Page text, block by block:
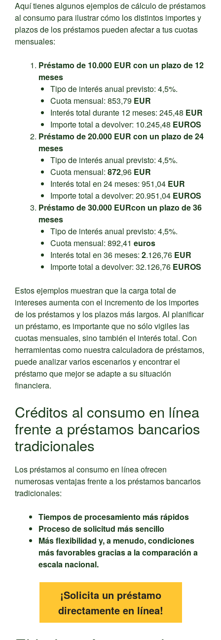
Aquí tienes algunos ejemplos de cálculo de préstamos
al consumo para ilustrar cómo los distintos importes y
plazos de los préstamos pueden afectar a tus cuotas
mensuales:
Préstamo de 10.000 EUR con un plazo de 12
meses
Tipo de interés anual previsto: 4,5%.
Cuota mensual: 853,79 EUR
Interés total durante 12 meses: 245,48 EUR
Importe total a devolver: 10.245,48 EUROS
Préstamo de 20.000 EUR con un plazo de 24
meses
Tipo de interés anual previsto: 4,5%.
Cuota mensual: 872,96 EUR
Interés total en 24 meses: 951,04 EUR
Importe total a devolver: 20.951,04 EUROS
Préstamo de30.000 EURcon un plazo de 36
meses
Tipo de interés anual previsto: 4,5%.
Cuota mensual: 892,41 euros
Interés total en 36 meses: 2.126,76 EUR
Importe total a devolver: 32.126,76 EUROS
Estos ejemplos muestran que la carga total de
intereses aumenta con el incremento de los importes
de los préstamos y los plazos más largos. Al planificar
un préstamo, es importante que no sólo vigiles las
cuotas mensuales, sino también el interés total. Con
herramientas como nuestra calculadora de préstamos,
puede analizar varios escenarios y encontrar el
préstamo que mejor se adapte a su situación
financiera.
Créditos al consumo en línea
frente a préstamos bancarios
tradicionales
Los préstamos al consumo en línea ofrecen
numerosas ventajas frente a los préstamos bancarios
tradicionales:
Tiempos de procesamiento más rápidos
Proceso de solicitud más sencillo
Más flexibilidad y, a menudo, condiciones
más favorables gracias a la comparación a
escala nacional.
¡Solicita un préstamo
directamente en línea!